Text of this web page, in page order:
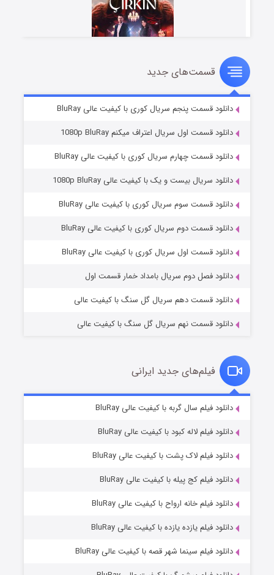
سریال زشت
قسمت۲ (زیرنویس) منتشر شد
مردگان متحرک: شهر مرده ۳
قسمت۲ (زیرنویس) منتشر شد
قسمت۷ (زیرنویس) منتشر شد
قسمت‌های جدید
دانلود قسمت پنجم سریال کوری با کیفیت عالی BluRay
دانلود قسمت اول سریال اعتراف میکنم 1080p BluRay
دانلود قسمت چهارم سریال کوری با کیفیت عالی BluRay
دانلود سریال بیست و یک با کیفیت عالی 1080p BluRay
دانلود قسمت سوم سریال کوری با کیفیت عالی BluRay
دانلود قسمت دوم سریال کوری با کیفیت عالی BluRay
دانلود قسمت اول سریال کوری با کیفیت عالی BluRay
دانلود فصل دوم سریال بامداد خمار قسمت اول
دانلود قسمت دهم سریال گل سنگ با کیفیت عالی
دانلود قسمت نهم سریال گل سنگ با کیفیت عالی
فیلم‌های جدید ایرانی
دانلود فیلم سال گربه با کیفیت عالی BluRay
دانلود فیلم لاله کبود با کیفیت عالی BluRay
دانلود فیلم لاک پشت با کیفیت عالی BluRay
دانلود فیلم کج‌ پیله با کیفیت عالی BluRay
دانلود فیلم خانه ارواح با کیفیت عالی BluRay
دانلود فیلم یازده یازده با کیفیت عالی BluRay
دانلود فیلم سینما شهر قصه با کیفیت عالی BluRay